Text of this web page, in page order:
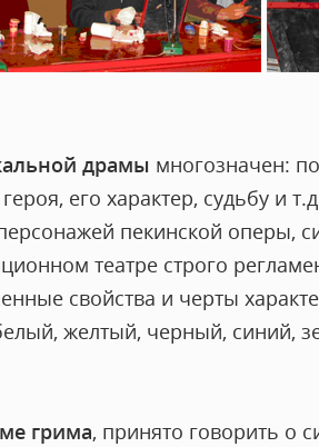
драмы многозначен:
его характер, судьбу и
пекинской оперы,
театре строго
свойства и черты
желтый, черный, синий,
грима, принято говорить о